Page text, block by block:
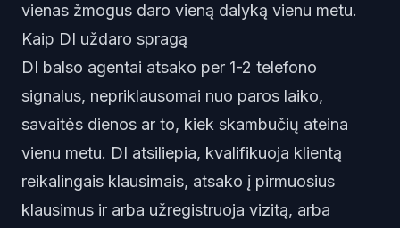
vienas žmogus daro vieną dalyką vienu metu.
Kaip DI uždaro spragą
DI balso agentai atsako per 1-2 telefono
signalus, nepriklausomai nuo paros laiko,
savaitės dienos ar to, kiek skambučių ateina
vienu metu. DI atsiliepia, kvalifikuoja klientą
reikalingais klausimais, atsako į pirmuosius
klausimus ir arba užregistruoja vizitą, arba